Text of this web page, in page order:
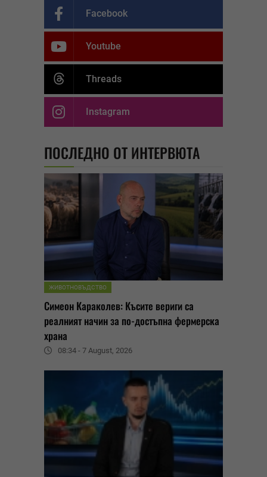
Facebook
Youtube
Threads
Instagram
ПОСЛЕДНО ОТ ИНТЕРВЮТА
ЖИВОТНОВЪДСТВО
Симеон Караколев: Късите вериги са
реалният начин за по-достъпна фермерска
храна
08:34 - 7 August, 2026